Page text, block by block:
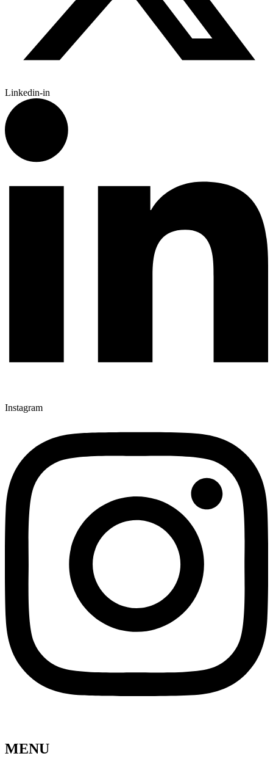
Linkedin-in
Instagram
MENU